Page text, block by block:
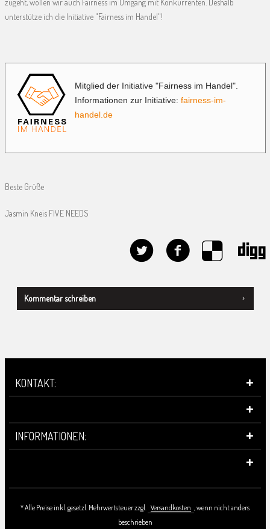
unterstütze ich die Initiative "Fairness im Handel"!
Mitglied der Initiative "Fairness im Handel".
Informationen zur Initiative: fairness-im-
handel.de
Beste Grüße
Jasmin Kneis FIVE NEEDS
Kommentar schreiben
KONTAKT:
INFORMATIONEN:
* Alle Preise inkl. gesetzl. Mehrwertsteuer zzgl. Versandkosten
, wenn nicht anders
beschrieben